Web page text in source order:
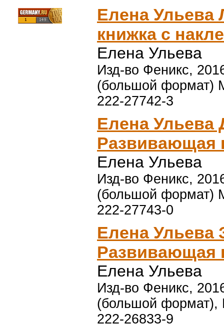
Елена Ульева
книжка с
Елена Ульева
Изд-во Феникс,
(большой формат)
222-27742-3
Елена Ульева
Развивающая
Елена Ульева
Изд-во Феникс,
(большой формат)
222-27743-0
Елена Ульева
Развивающая
Елена Ульева
Изд-во Феникс,
(большой формат),
222-26833-9